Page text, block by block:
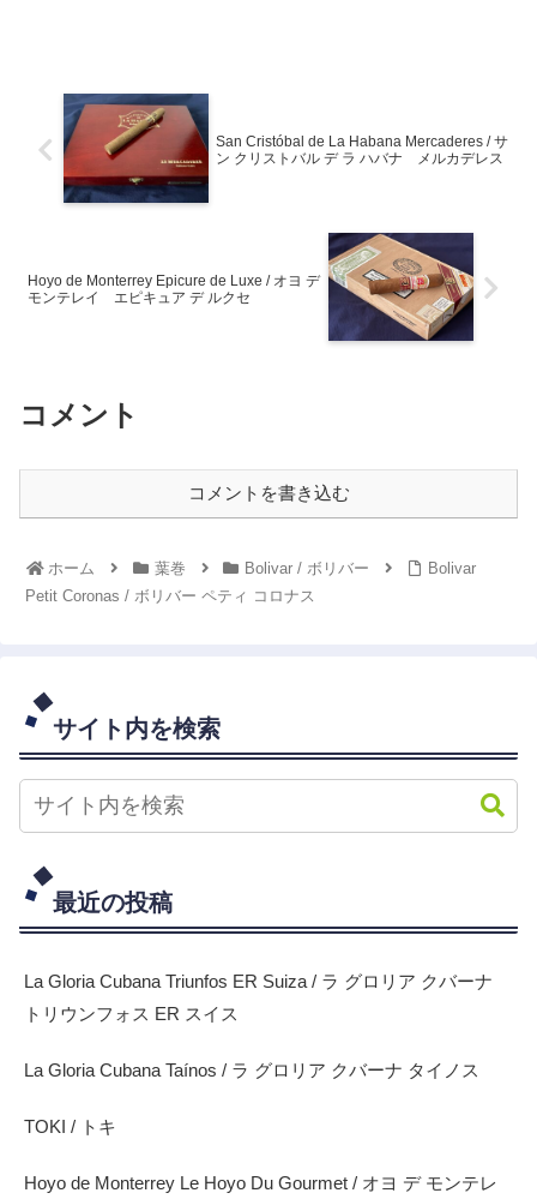
San Cristóbal de La Habana Mercaderes / サ
ン クリストバル デ ラ ハバナ メルカデレス
Hoyo de Monterrey Epicure de Luxe / オヨ デ
モンテレイ エピキュア デ ルクセ
コメント
コメントを書き込む
ホーム 葉巻 Bolivar / ボリバー
Bolivar
Petit Coronas / ボリバー ペティ コロナス
サイト内を検索
最近の投稿
La Gloria Cubana Triunfos ER Suiza / ラ グロリア クバーナ
トリウンフォス ER スイス
La Gloria Cubana Taínos / ラ グロリア クバーナ タイノス
TOKI / トキ
Hoyo de Monterrey Le Hoyo Du Gourmet / オヨ デ モンテレ